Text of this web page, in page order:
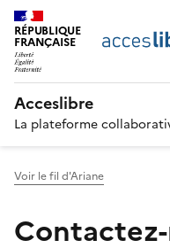
RÉPUBLIQUE
FRANÇAISE
Acceslibre
La plateforme
Voir le fil d'Ariane